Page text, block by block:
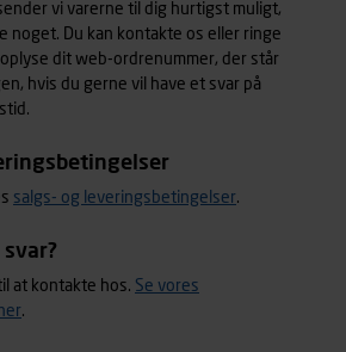
vi varerne til dig hurtigst muligt,
noget. Du kan kontakte os eller ringe
dit web-ordrenummer, der står
hvis du gerne vil have et svar på
salgs- og leveringsbetingelser.
at kontakte hos. Se vores
.